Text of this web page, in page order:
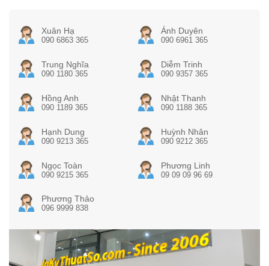
Xuân Hạ
090 6863 365
Ánh Duyên
090 6961 365
Trung Nghĩa
090 1180 365
Diễm Trinh
090 9357 365
Hồng Anh
090 1189 365
Nhật Thanh
090 1188 365
Hạnh Dung
090 9213 365
Huỳnh Nhân
090 9212 365
Ngọc Toàn
090 9215 365
Phương Linh
09 09 09 96 69
Phương Thảo
096 9999 838